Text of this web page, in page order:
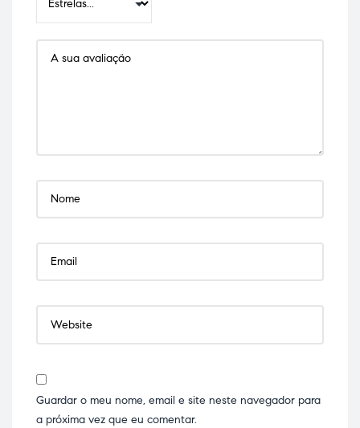
Guardar o meu nome, email e site neste navegador para
a próxima vez que eu comentar.